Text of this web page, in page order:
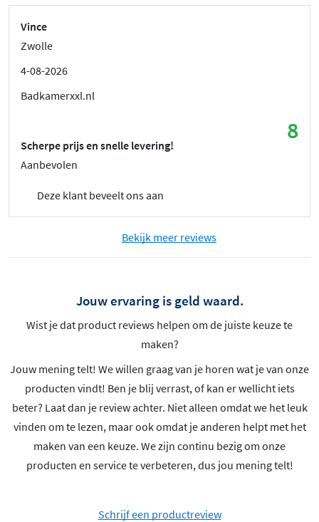
Vince
Zwolle
4-08-2026
Badkamerxxl.nl
8
Scherpe prijs en snelle levering!
Aanbevolen
Deze klant beveelt ons aan
Bekijk meer reviews
Jouw ervaring is geld waard.
Wist je dat product reviews helpen om de juiste keuze te
maken?
Jouw mening telt! We willen graag van je horen wat je van onze
producten vindt! Ben je blij verrast, of kan er wellicht iets
beter? Laat dan je review achter. Niet alleen omdat we het leuk
vinden om te lezen, maar ook omdat je anderen helpt met het
maken van een keuze. We zijn continu bezig om onze
producten en service te verbeteren, dus jou mening telt!
Schrijf een productreview